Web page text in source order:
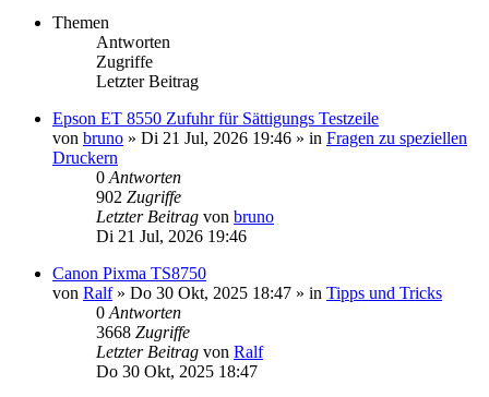
Themen
Antworten
Zugriffe
Letzter Beitrag
Epson ET 8550 Zufuhr für Sättigungs Testzeile
von bruno » Di 21 Jul, 2026 19:46 » in Fragen zu speziellen
Druckern
0 Antworten
902 Zugriffe
Letzter Beitrag von bruno
Di 21 Jul, 2026 19:46
Canon Pixma TS8750
von Ralf» Do 30 Okt, 2025 18:47 » in Tipps und Tricks
0 Antworten
3668 Zugriffe
Letzter Beitrag von Ralf
Do 30 Okt, 2025 18:47